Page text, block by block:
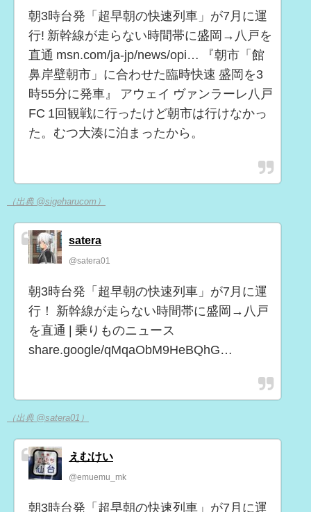
朝3時台発「超早朝の快速列車」が7月に運
行! 新幹線が走らない時間帯に盛岡→八戸を
直通 msn.com/ja-jp/news/opi… 『朝市「館
鼻岸壁朝市」に合わせた臨時快速 盛岡を3
時55分に発車』 アウェイ ヴァンラーレ八戸
FC 1回観戦に行ったけど朝市は行けなかっ
た。むつ大湊に泊まったから。
（出典 @sigeharucom）
satera
@satera01
朝3時台発「超早朝の快速列車」が7月に運
行！ 新幹線が走らない時間帯に盛岡→八戸
を直通 | 乗りものニュース
share.google/qMqaObM9HeBQhG…
（出典 @satera01）
えむけい
@emuemu_mk
朝3時台発「超早朝の快速列車」が7月に運